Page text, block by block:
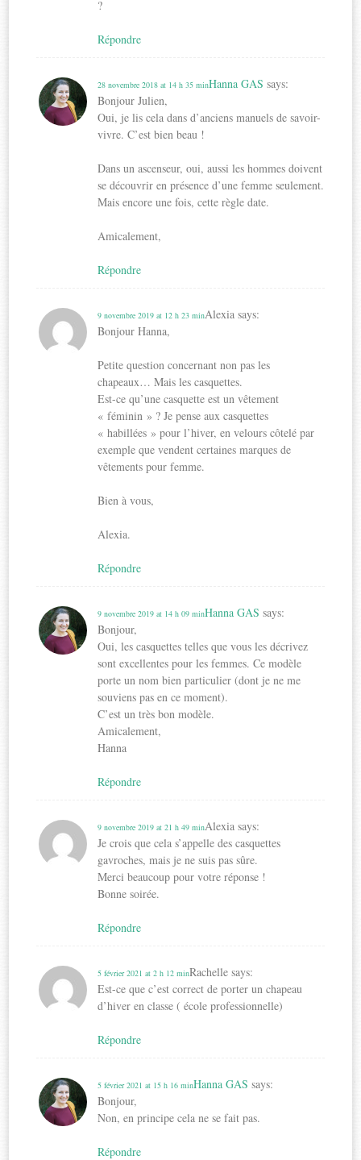
?
Répondre
Hanna GAS says:
28 novembre 2018 at 14 h 35 min
Bonjour Julien,
Oui, je lis cela dans d’anciens manuels de savoir-
vivre. C’est bien beau !
Dans un ascenseur, oui, aussi les hommes doivent
se découvrir en présence d’une femme seulement.
Mais encore une fois, cette règle date.
Amicalement,
Répondre
Alexia says:
9 novembre 2019 at 12 h 23 min
Bonjour Hanna,
Petite question concernant non pas les
chapeaux… Mais les casquettes.
Est-ce qu’une casquette est un vêtement
« féminin » ? Je pense aux casquettes
« habillées » pour l’hiver, en velours côtelé par
exemple que vendent certaines marques de
vêtements pour femme.
Bien à vous,
Alexia.
Répondre
Hanna GAS says:
9 novembre 2019 at 14 h 09 min
Bonjour,
Oui, les casquettes telles que vous les décrivez
sont excellentes pour les femmes. Ce modèle
porte un nom bien particulier (dont je ne me
souviens pas en ce moment).
C’est un très bon modèle.
Amicalement,
Hanna
Répondre
Alexia says:
9 novembre 2019 at 21 h 49 min
Je crois que cela s’appelle des casquettes
gavroches, mais je ne suis pas sûre.
Merci beaucoup pour votre réponse !
Bonne soirée.
Répondre
Rachelle says:
5 février 2021 at 2 h 12 min
Est-ce que c’est correct de porter un chapeau
d’hiver en classe ( école professionnelle)
Répondre
Hanna GAS says:
5 février 2021 at 15 h 16 min
Bonjour,
Non, en principe cela ne se fait pas.
Répondre